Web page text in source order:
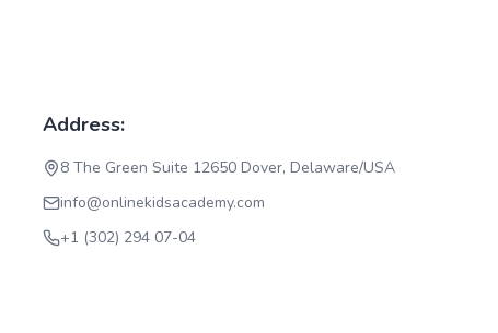
Address:
8 The Green Suite 12650 Dover, Delaware/USA
info@onlinekidsacademy.com
+1 (302) 294 07-04